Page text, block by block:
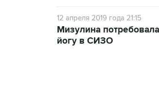
12 апреля 2019 года 21:15
Мизулина
йогу в СИЗО